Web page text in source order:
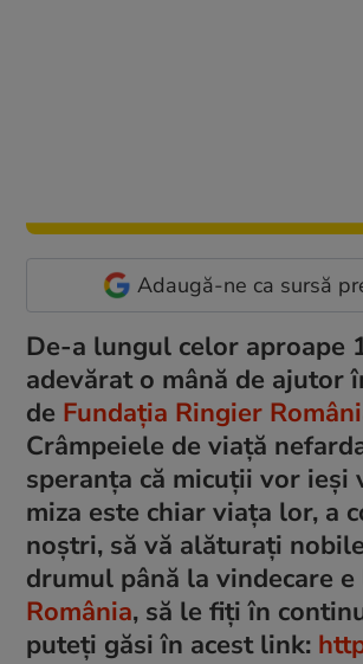
Adaugă-ne ca sursă
De-a lungul celor aproape
adevărat o mână de ajutor
de Fundația Ringier
Crâmpeiele de viață
speranța că micuții vor
miza este chiar viața lor, a
noștri, să vă alăturați
drumul până la vindecare
România, să le fiți în
puteți găsi în acest link: